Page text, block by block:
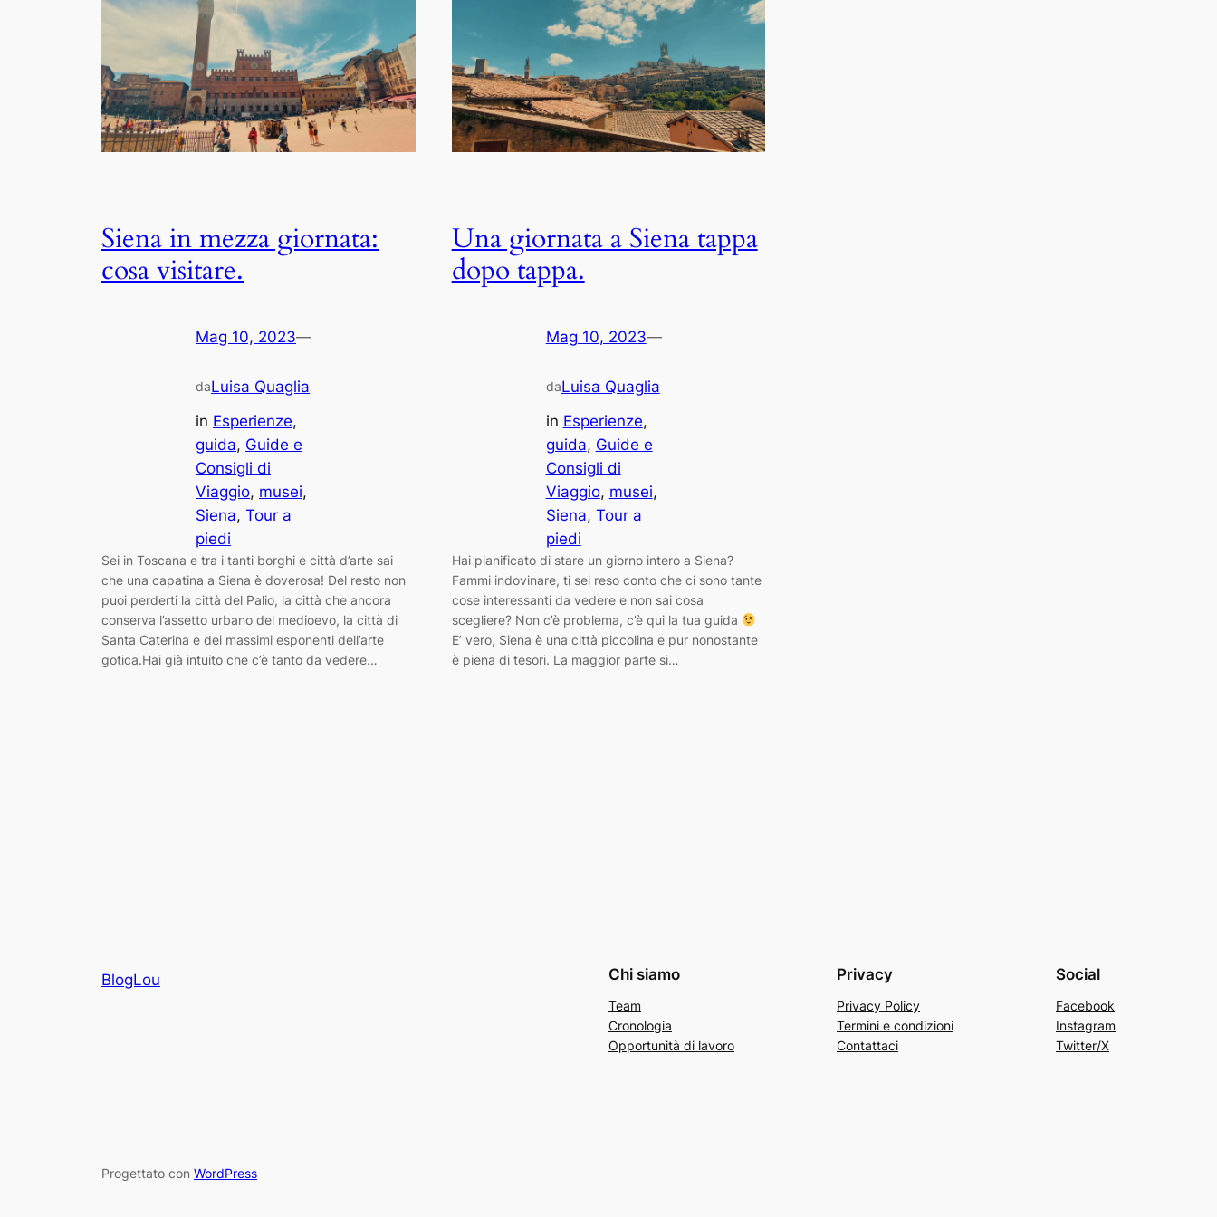
Siena in mezza giornata:
cosa visitare.
Mag 10, 2023—
daLuisa Quaglia
in Esperienze
guida, Guide e
Consigli di
Viaggio, musei
Siena, Tour a
piedi
Sei in Toscana e tra i tanti borghi e città d’arte sai
che una capatina a Siena è doverosa! Del resto non
puoi perderti la città del Palio, la città che ancora
conserva l’assetto urbano del medioevo, la città di
Santa Caterina e dei massimi esponenti dell’arte
gotica.Hai già intuito che c’è tanto da vedere…
Una giornata a Siena tappa
dopo tappa.
Mag 10, 2023—
daLuisa Quaglia
in Esperienze
guida, Guide e
Consigli di
Viaggio, musei
Siena, Tour a
piedi
Hai pianificato di stare un giorno intero a Siena?
Fammi indovinare, ti sei reso conto che ci sono tante
cose interessanti da vedere e non sai cosa
scegliere? Non c’è problema, c’è qui la tua guida
E’ vero, Siena è una città piccolina e pur nonostante
è piena di tesori. La maggior parte si…
BlogLou Chi siamo
Team
Cronologia
Opportunità di lavoro
Privacy
Privacy Policy
Termini e condizioni
Contattaci
Social
Facebook
Instagram
Twitter/X
Progettato con WordPress